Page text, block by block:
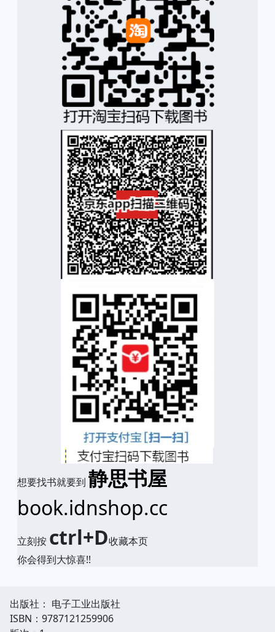
想要找书就要到 静思书屋
book.idnshop.cc
立刻按 ctrl+D收藏本页
你会得到大惊喜!!
出版社： 电子工业出版社
ISBN：9787121259906